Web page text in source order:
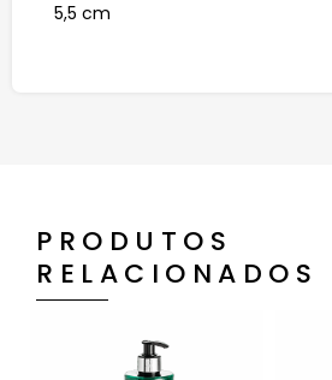
5,5 cm
PRODUTOS
RELACIONADOS